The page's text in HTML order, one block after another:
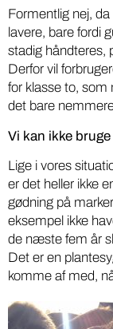
Formentlig nej,
lavere, bare fordi
stadig håndteres,
Derfor vil
for klasse to, som
det bare
Vi kan ikke
Lige i vores
er det heller ikke
gødning på
eksempel ikke
de næste fem år
Det er en
komme af med,